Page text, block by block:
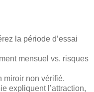
la période d’essai
mensuel vs. risques
miroir non vérifié.
expliquent l’attraction,